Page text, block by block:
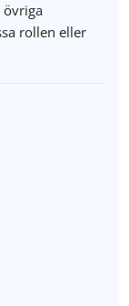
övriga
rollen eller